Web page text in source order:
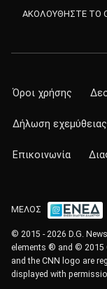
ΑΚΟΛΟΥΘΗΣΤΕ ΤΟ
Όροι χρήσης
Δήλωση εχεμύθειας
Επικοινωνία
ΜΕΛΟΣ
© 2015 - 2026 D.G.
elements ® and © 2015
and the CNN logo are
displayed with